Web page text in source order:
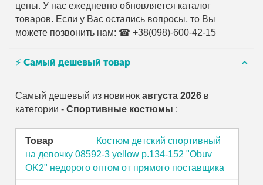
цены. У нас ежедневно обновляется каталог
товаров. Если у Вас остались вопросы, то Вы
можете позвонить нам: ☎ +38(098)-600-42-15
⚡ Самый дешевый товар
Самый дешевый из новинокавгуста 2026 в
категории -Спортивные костюмы :
Товар
Костюм детский спортивный
на девочку 08592-3 yellow р.134-152 "Obuv
OK2" недорого оптом от прямого поставщика